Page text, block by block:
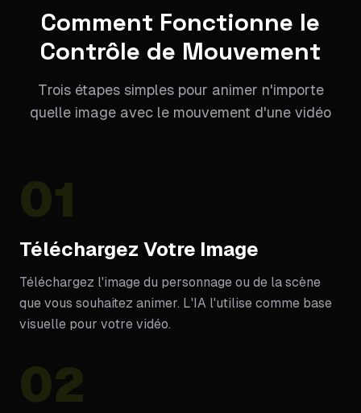
Comment Fonctionne le
Contrôle de Mouvement
Trois étapes simples pour animer n'importe
quelle image avec le mouvement d'une vidéo
01
Téléchargez Votre Image
Téléchargez l'image du personnage ou de la scène
que vous souhaitez animer. L'IA l'utilise comme base
visuelle pour votre vidéo.
02